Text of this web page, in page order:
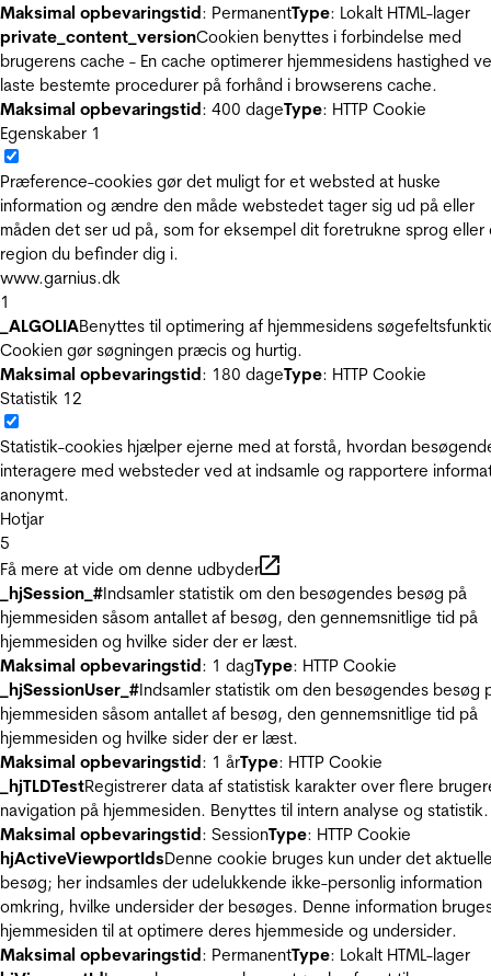
Maksimal opbevaringstid: PermanentType: Lokalt HTML-lager
private_content_versionCookien benyttes i forbindelse med
brugerens cache - En cache optimerer hjemmesidens hastighed
laste bestemte procedurer på forhånd i browserens cache.
Maksimal opbevaringstid: 400 dageType: HTTP Cookie
Egenskaber 1
Præference-cookies gør det muligt for et websted at huske
information og ændre den måde webstedet tager sig ud på eller
måden det ser ud på, som for eksempel dit foretrukne sprog eller
region du befinder dig i.
www.garnius.dk
1
_ALGOLIABenyttes til optimering af hjemmesidens
Cookien gør søgningen præcis og hurtig.
Maksimal opbevaringstid: 180 dageType: HTTP Cookie
Statistik 12
Statistik-cookies hjælper ejerne med at forstå, hvordan
interagere med websteder ved at indsamle og rapportere
anonymt.
Hotjar
5
Få mere at vide om denne udbyder
_hjSession_#Indsamler statistik om den besøgendes besøg på
hjemmesiden såsom antallet af besøg, den gennemsnitlige tid på
hjemmesiden og hvilke sider der er læst.
Maksimal opbevaringstid: 1 dagType: HTTP Cookie
_hjSessionUser_#Indsamler statistik om den besøgendes besøg
hjemmesiden såsom antallet af besøg, den gennemsnitlige tid på
hjemmesiden og hvilke sider der er læst.
Maksimal opbevaringstid: 1 årType: HTTP Cookie
_hjTLDTestRegistrerer data af statistisk karakter over flere
navigation på hjemmesiden. Benyttes til intern analyse og statistik.
Maksimal opbevaringstid: SessionType: HTTP Cookie
hjActiveViewportIdsDenne cookie bruges kun under det
besøg; her indsamles der udelukkende ikke-personlig information
omkring, hvilke undersider der besøges. Denne information
hjemmesiden til at optimere deres hjemmeside og undersider.
Maksimal opbevaringstid: PermanentType: Lokalt HTML-lager